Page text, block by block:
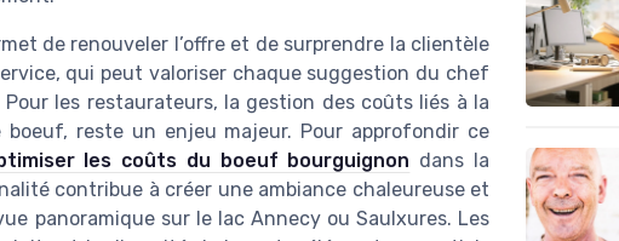
de renouveler l’offre et de surprendre la clientèle
qui peut valoriser chaque suggestion du chef
les restaurateurs, la gestion des coûts liés à la
reste un enjeu majeur. Pour approfondir ce
les coûts du boeuf bourguignon dans la
contribue à créer une ambiance chaleureuse et
panoramique sur le lac Annecy ou Saulxures. Les